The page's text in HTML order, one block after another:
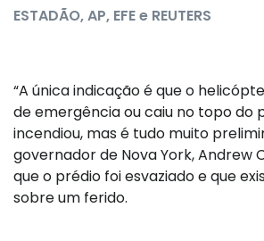
ESTADÃO, AP, EFE e REUTERS
“A única indicação é que o
de emergência ou caiu no topo do
incendiou, mas é tudo muito
governador de Nova York, Andrew
que o prédio foi esvaziado e que
sobre um ferido.